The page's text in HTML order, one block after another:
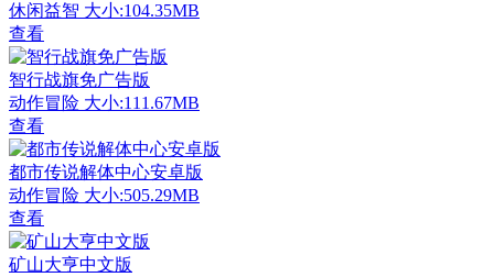
休闲益智 大小:104.35MB
查看
智行战旗免广告版
动作冒险 大小:111.67MB
查看
都市传说解体中心安卓版
动作冒险 大小:505.29MB
查看
矿山大亨中文版